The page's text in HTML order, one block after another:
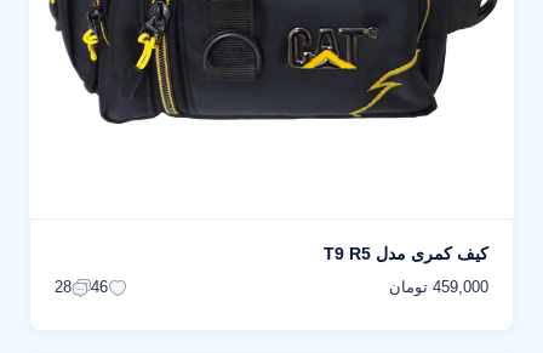
کیف کمری مدل T9 R5
459,000 تومان 46
28